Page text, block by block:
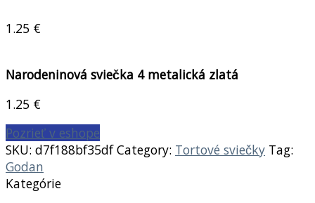
1.25 €
Narodeninová sviečka 4 metalická zlatá
1.25 €
Pozrieť v eshope
SKU: d7f188bf35df Category: Tortové sviečky Tag:
Godan
Kategórie